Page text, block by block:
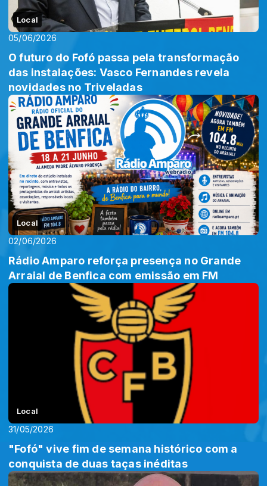
Local
05/06/2026
O futuro do Fofó passa pela transformação
das instalações: Vasco Fernandes revela
novidades no Triveladas
Local
02/06/2026
Rádio Amparo reforça presença no Grande
Arraial de Benfica com emissão em FM
Local
31/05/2026
"Fofó" vive fim de semana histórico com a
conquista de duas taças inéditas